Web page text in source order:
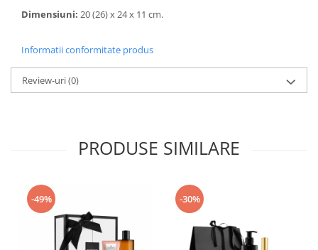
Dimensiuni: 20 (26) x 24 x 11 cm.
Informatii conformitate produs
Review-uri(0)
PRODUSE SIMILARE
-49% -30%